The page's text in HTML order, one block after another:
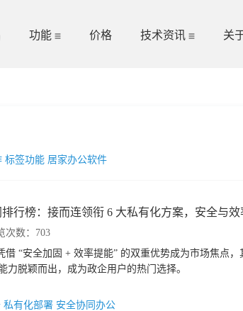
功能 价格 技术资讯 关
标签功能 居家办公软件
排行榜：接而连领衔 6 大私有化方案，安全与效
次数：703
借 “安全加固 + 效率提能” 的双重优势成为市场焦点
力脱颖而出，成为政企用户的热门选择。
私有化部署 安全协同办公